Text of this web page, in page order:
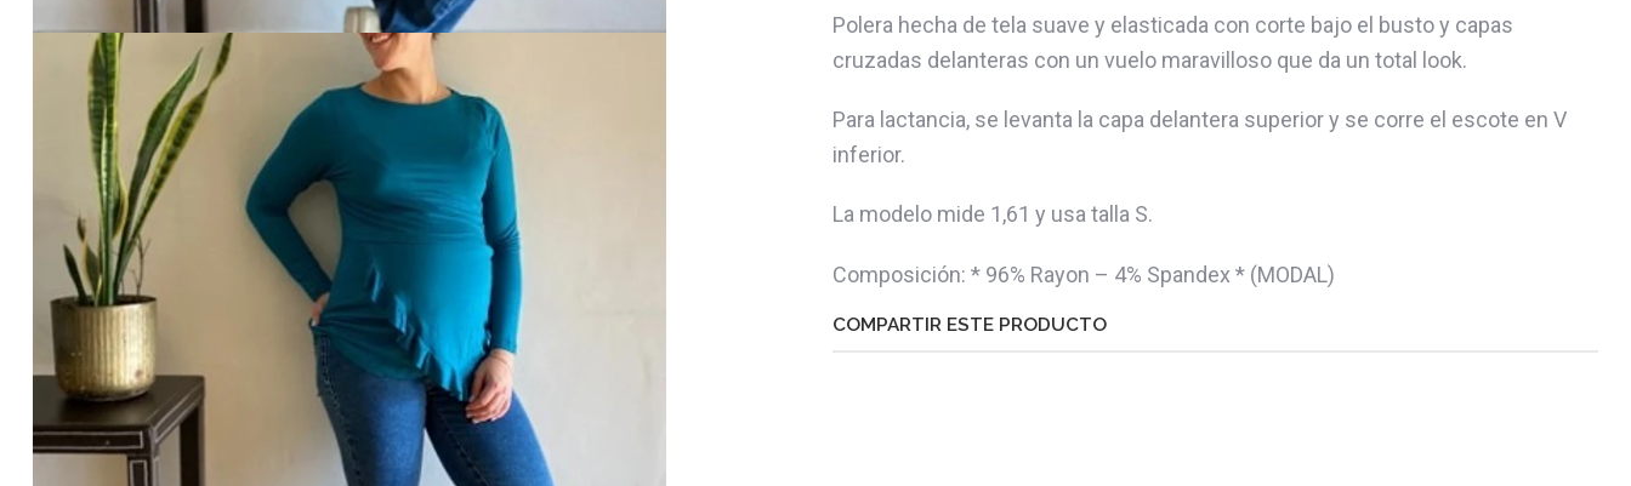
Polera hecha de tela suave y elasticada con corte bajo el busto y capas
cruzadas delanteras con un vuelo maravilloso que da un total look.
Para lactancia, se levanta la capa delantera superior y se corre el escote en V
inferior.
La modelo mide 1,61 y usa talla S.
Composición: * 96% Rayon – 4% Spandex * (MODAL)
COMPARTIR ESTE PRODUCTO